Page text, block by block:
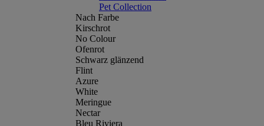
Pet Collection
Nach Farbe
Kirschrot
No Colour
Ofenrot
Schwarz glänzend
Flint
Azure
White
Meringue
Nectar
Bleu Riviera